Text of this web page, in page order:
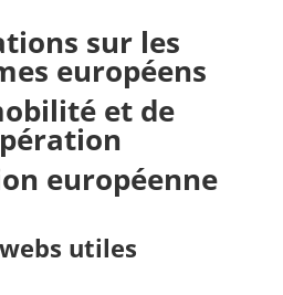
sur les
européens
et de
européenne
utiles